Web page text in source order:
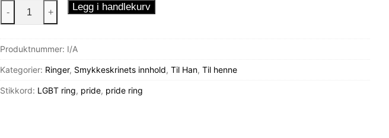
Spinner
-
Love
- + Legg i handlekurv
Produktnummer: I/A
Kategorier: Ringer, Smykkeskrinets innhold, Til Han, Til henne
Stikkord: LGBT ring, pride, pride ring